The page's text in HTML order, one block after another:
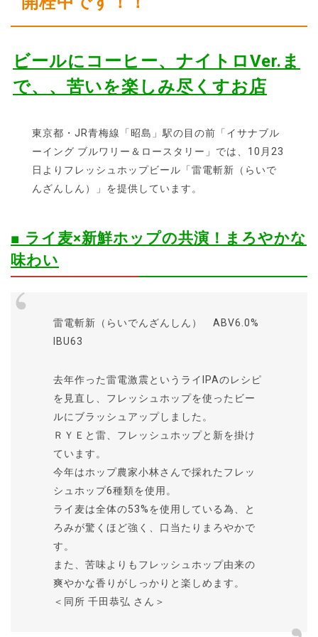
ビールにコーヒー、ナイトロVer.ま
で、、苦いを楽しみ尽くすお店
東京都・JR青梅線「昭島」駅の目の前「イサナブル
ーイング ブルワリー＆ロースタリー」では、10月23
日よりフレッシュホップビール「雷電斬新（らいで
んざんしん）」を提供しています。
■ ライ麦×新鮮ホップの共演！まろやかな
味わい
雷電斬新（らいでんざんしん） ABV6.0%
IBU63
去年作った雷電激震というライIPAのレシピ
を見直し、フレッシュホップを使ったビー
ルにブラッシュアップしました。
ＲＹＥと雷、フレッシュホップと新を掛け
ています。
今年はホップ農家小林さんで採れたフレッ
シュホップ6種類を使用。
ライ麦は全体の53%を使用している為、と
ろみが驚くほど強く、口当たりまろやかで
す。
また、苦味よりもフレッシュホップ由来の
爽やかな香りがしっかりと楽しめます。
＜同所 千田恭弘 さん＞